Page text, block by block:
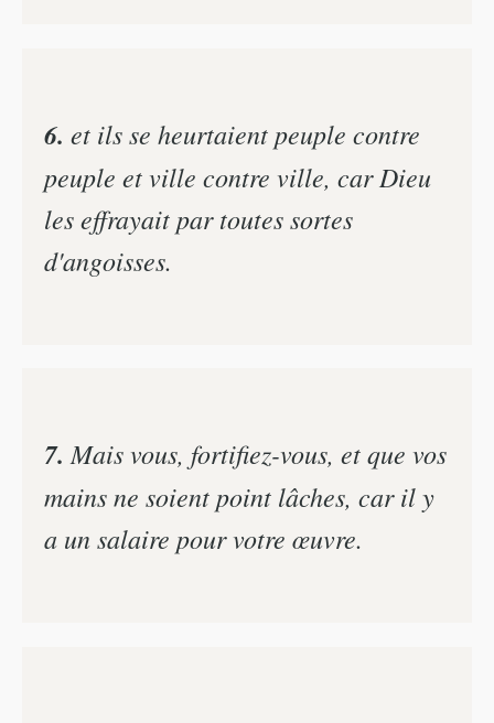
6. et ils se heurtaient peuple contre
peuple et ville contre ville, car Dieu
les effrayait par toutes sortes
d'angoisses.
7. Mais vous, fortifiez-vous, et que vos
mains ne soient point lâches, car il y
a un salaire pour votre œuvre.